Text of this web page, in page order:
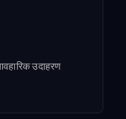
उदाहरण